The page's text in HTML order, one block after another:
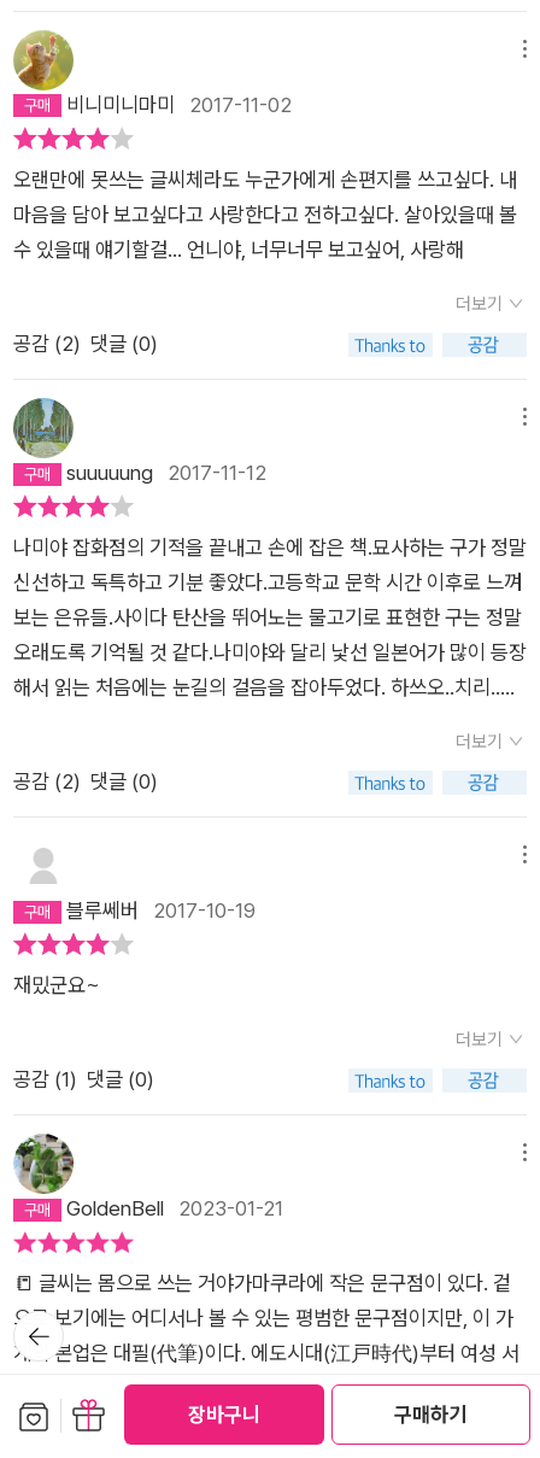
장바구니 구매하기
장인정신(?) 그득한 묘사들은 호기심을 자극하면서, 마니아틱한
재미를 느끼게 한다. 글씨를 쓰는데 사용하는 필기구부터, 우표에
그려진 그림, 글씨의 진하기에 이렇게 다양한 의미가 배어 있었던
것이었나.​ 또, 틈만 나면 가마쿠라 시내의 맛집과 명소들을 찾
그 지역의 풍속과 역사, 맛집과 같은 정보들을 자연스럽게 접할
수 있는 것도 재미있는 점. 좋은 소설 하나가 한 도시에 얼마나 좋
은 스토리를 부여할 수 있는지를 잘 보여주는 장면. 이런 게 문학
의 힘일지도 모르겠다. 내가 사는 곳이 작품의 배경이 되고, 일상
적으로 지나는 거리와 공원, 식당이 이야기의 소재가 된다면 일상
게 생겼을까 하는 궁금증이 가시지 않았다. 책 속에는 20대 후반
의 여성이라는 설정만 나오고, 외모에 대해서는 전혀 설명되지 않
으니까. (의뢰인 중 한 명이었던 옛 친구를 통해 학창시절 포포가
인기도 좀 있었다는 설명도 한 줄 보이긴 하지만.) 주인공에 대한
궁금증은 그만큼 인물이 매력적이라는(혹은 흥미롭다는) 말일 것
이다.​ 편안하게 읽어 볼만한 작품.
인공. 글귀 하나에도 고민하고, 마음에 쏙 드는 글이 떠오르지 않
으면 괴로워하는 주인공을 보면서 내 일과 겹쳐 있는 부분이 있어
서 공감되어 즐거웠고, 한편으로는 내 자세도 새삼스럽게 다짐해
보게 되었다. 올해는 새롭게 시작한 일이 있어서인지, 어떤 장르
의 책을 읽더라도 작가가 하는 말에서 내가 올해 경험한 것들을
떠올리며 고개를 끄덕이게 된다. 뭔가를 처음으로 경험하면서 그
만큼 또 얻은 것들이, 또는 다시 한번 확신하게 된 나만의 신념들
것 같다. 상대의 입장이 되어서 최선으로 배려해주니 또 그 대가
가 따르는 것 같다. 올해, 같이 일을 하게 되어서 고맙다고 카드까
지 보내주어서 깜짝 놀랐다. 그야말로 아주 간만에 받아보는 손
편지글도 함께. 이 책을 읽고 보니 정말 예쁜 펜으로 손편지를 쓰
고 싶어지기도 한다. 올해 시작한 일을 내년에도 즐거이 할 수
있기를 간절히 바라며. 뭐 그건 나한테 달려있는 일이지만.
씨도 나이와 함께 변화한다. 182쪽 동생이 시집을 가게 되어 집
을 정리하면서 편지 뭉치들을 많이 발견하고는 버려도 되냐고 물
은 적이 있다. 무심히, 어, 했다가 아니 그래도 가서 좀 볼게, 했
다. 그렇다. 나도 아직은 어딘가 좀 낡은 인간이다. 사라져가는
에는 친정도 아니고 우리집에서 대학 때 전공노트, 대학원 때 노
트도 발견했다. 확실히 글씨가 미세하게 변했다. 특히 요즘 필사
를 가끔 하는데 글씨가 참 많이 변했다는 걸 느낀다. 많이 길쭉하
고 허술해졌다. 여고생 땐 밤톨같이 단단한 글씨체였는데. 뚜유폰
트로 제작한다면 제작할 수도 있을 만큼. *<츠바키 문구점>은
대(할머니)의 문구점과 대필업을 이어받은 주인공 포포는 선대와
풀지 못한 감정을 갖고 있지만 선대의 유업인 대필업은 성실히 수
행한다. 손님들 각자의 사연을 주의 깊게 듣고 그 상황에 맞는 내
용을 구사해 어울리는 글씨로 잘 적어보낸다. 물리적인 편지지나
우표, 봉투, 도장 등에도 세심하게 마음을 쓴다. 여러 가지 사연
이 다 인상깊었지만 돈을 빌려달라는 걸 거부하는 편지나 '절연
장'이 신선했다. 오래 사귄 연인끼리도 카톡 하나 없이 차단만으
로 잠수 이별도 하는 세상에 부러 의뢰를 해서 인연을 잘 매듭 지
으려 하는 것이 고풍스럽게 여겨진다. 촌스럽게 요즘 누가 '절
는 세상인데. 사람들이 많이 강해지고 독해진 듯하나 이런 식의
인연 맺음은 자아가 많이 허약하고 이기적이기 때문에 흔해진듯
하다. 관계를 맺는 것만큼이나 마무리가 중한데 그 마무리에 드
는 시간과 감정을 소비하기 싫고 두렵기도 해서 잠수를 택하는 이
들이 많아졌다. 지금까지 보낸 즐거운 시간, 정말 고마워.너를
만나서 행복했어.진심으로 감사하고 있어.이제 서로 거짓말하는
가슴에 담아 두고 싶어.이것은 나의 절연장이야.이제 널 만날 일
은 없을 거야.이유는 알겠지.너 자신의 솔직한 목소리에 귀를 기
울여주렴. 256쪽 연인이 아닌 동성에게 보내는 익명 씨의 절연
만 두 사람을 강하게 묶어두었던 우정이라는 끈을 끊고 결국 상대
를 자유롭게 해주기 위한 차원 높은 배려라는 생각도 든다. 포포
는 연락이 닿는 혈육은 없지만 바바라 부인, 빵티, 남작, 큐피라는
아이, 큐피의 아빠와 유사가족 관계를 맺고 소소하게 일상의 낙을
찾는다. 마지막에 좀 급작스럽게 큐피와 큐피의 아빠와 이어지는
것말고는 읽는 동안 평안했다. 언젠가 츠바키(동백나무) 문구점
이 있을듯한 가마쿠라를 거닐어 보고 싶다. 지금은 그저 역자 후
기에 가마쿠라 여행기가 실려 있어서 읽는 것으로 아쉬움을 달랠
뿐. 부록으로 포포가 쓴 듯한 그동안의 편지들이 실려 있다. 일본
비니미니마미 2017-11-02
오랜만에 못쓰는 글씨체라도 누군가에게 손편지를 쓰고싶다. 내
마음을 담아 보고싶다고 사랑한다고 전하고싶다. 살아있을때 볼
수 있을때 얘기할걸... 언니야, 너무너무 보고싶어, 사랑해
더보기
공감 (2) 댓글 (0)
suuuuung 2017-11-12
나미야 잡화점의 기적을 끝내고 손에 잡은 책.묘사하는 구가 정말
신선하고 독특하고 기분 좋았다.고등학교 문학 시간 이후로 느껴
보는 은유들.사이다 탄산을 뛰어노는 물고기로 표현한 구는 정말
오래도록 기억될 것 같다.나미야와 달리 낯선 일본어가 많이 등장
해서 읽는 처음에는 눈길의 걸음을 잡아두었다. 하쓰오..치리..맞
정말 다르구나를 몇 페이지 못가 반복적으로 느꼈다.편지 형식도,
재단도, 그들의 대화도.가마쿠라에 한번 가보고 싶다.유부초밥도
아이도 엎고 걸어보고 싶다ㅎㅎ대필.글씨 못쓰는 나에게 필요한
직업이다.나의 말을 대신 전해주세요.소설 속 포포와 의뢰인은 대
필을 통해 서로 만족해하지만글쎄 나는 내 얘기는 직접 전달하거
한다고 생각한다.내가 맺은 관계에 대한거니까.나는 이메일보다
는 문자 세대이다.하지만 해외여행을 가면 엽서를 쓰고 좋아하는
이들에게 편지도 종종 썼다.편지. 그 따듯한 이름을 알기에 버스
싶다.
더보기
공감 (2) 댓글 (0)
블루쎄버 2017-10-19
재밌군요~
더보기
공감 (1) 댓글 (0)
GoldenBell 2023-01-21
📒 글씨는 몸으로 쓰는 거야​가마쿠라에 작은 문구점이 있다. 겉
으로 보기에는 어디서나 볼 수 있는 평범한 문구점이지만, 이 가
게의 본업은 대필(代筆)이다. 에도시대(江戸時代)부터 여성 서
사(書士)들이 '대필'을 수행해왔고, 가업을 이어오던 할머니의 뒤
를 이어 이십 대 후반의 '포포'가 편지를 대신 쓰기 시작한다는 내
뒤로가
기